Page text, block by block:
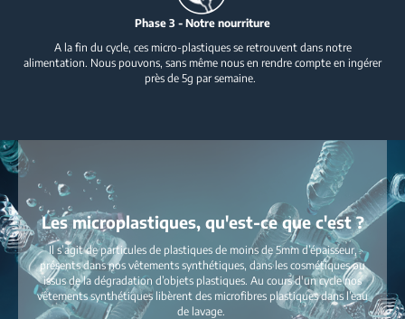
Phase 3 - Notre nourriture
A la fin du cycle, ces micro-plastiques se retrouvent dans notre
alimentation. Nous pouvons, sans même nous en rendre compte en ingérer
près de 5g par semaine.
Les microplastiques, qu'est-ce que c'est ?
Il s’agit de particules de plastiques de moins de 5mm d’épaisseur,
présents dans nos vêtements synthétiques, dans les cosmétiques ou
issus de la dégradation d’objets plastiques. Au cours d'un cycle nos
vêtements synthétiques libèrent des microfibres plastiques dans l’eau
de lavage.